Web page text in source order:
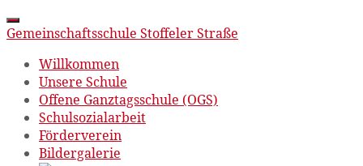
Gemeinschaftsschule Stoffeler Straße
Willkommen
Unsere Schule
Offene Ganztagsschule (OGS)
Schulsozialarbeit
Förderverein
Bildergalerie